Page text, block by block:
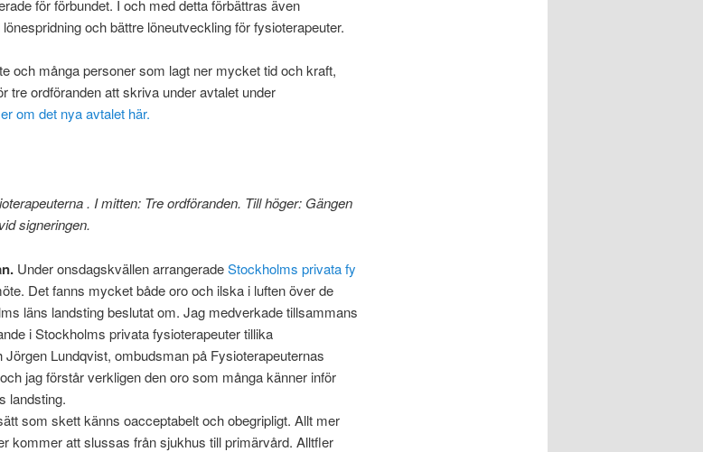
för förbundet. I och med detta förbättras även
och bättre löneutveckling för fysioterapeuter.
och många personer som lagt ner mycket tid och kraft,
tre ordföranden att skriva under avtalet under
om det nya avtalet här.
. I mitten: Tre ordföranden. Till höger: Gängen
signeringen.
Under onsdagskvällen arrangeradeStockholms privata fy
Det fanns mycket både oro och ilska i luften över de
läns landsting beslutat om. Jag medverkade tillsammans
i Stockholms privata fysioterapeuter tillika
Lundqvist, ombudsman på Fysioterapeuternas
jag förstår verkligen den oro som många känner inför
landsting.
som skett känns oacceptabelt och obegripligt. Allt mer
kommer att slussas från sjukhus till primärvård. Alltfler